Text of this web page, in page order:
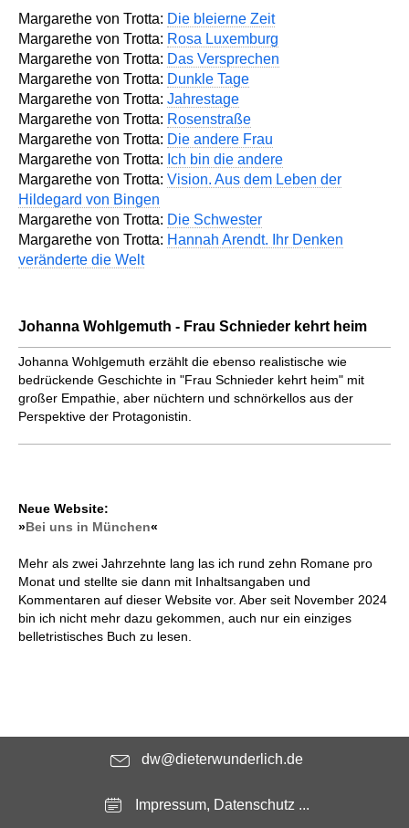
Margarethe von Trotta: Die bleierne Zeit
Margarethe von Trotta: Rosa Luxemburg
Margarethe von Trotta: Das Versprechen
Margarethe von Trotta: Dunkle Tage
Margarethe von Trotta: Jahrestage
Margarethe von Trotta: Rosenstraße
Margarethe von Trotta: Die andere Frau
Margarethe von Trotta: Ich bin die andere
Margarethe von Trotta: Vision. Aus dem Leben der
Hildegard von Bingen
Margarethe von Trotta: Die Schwester
Margarethe von Trotta: Hannah Arendt. Ihr Denken
veränderte die Welt
Johanna Wohlgemuth - Frau Schnieder kehrt heim
Johanna Wohlgemuth erzählt die ebenso realistische wie
bedrückende Geschichte in "Frau Schnieder kehrt heim" mit
großer Empathie, aber nüchtern und schnörkellos aus der
Perspektive der Protagonistin.
Neue Website:
»Bei uns in München«
Mehr als zwei Jahrzehnte lang las ich rund zehn Romane pro
Monat und stellte sie dann mit Inhaltsangaben und
Kommentaren auf dieser Website vor. Aber seit November 2024
bin ich nicht mehr dazu gekommen, auch nur ein einziges
belletristisches Buch zu lesen.
dw@dieterwunderlich.de
Impressum, Datenschutz ...